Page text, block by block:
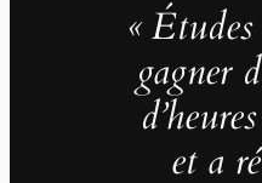
«
gagner
et a